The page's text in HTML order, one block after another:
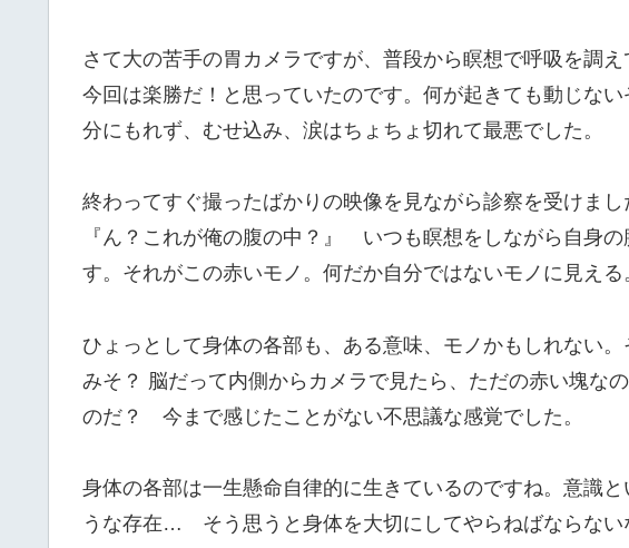
さて大の苦手の胃カメラですが、普段から瞑想で呼吸を調え
今回は楽勝だ！と思っていたのです。何が起きても動じな
分にもれず、むせ込み、涙はちょちょ切れて最悪でした。
終わってすぐ撮ったばかりの映像を見ながら診察を受けまし
『ん？これが俺の腹の中？』 いつも瞑想をしながら自身
す。それがこの赤いモノ。何だか自分ではないモノに見える
ひょっとして身体の各部も、ある意味、モノかもしれない
みそ？ 脳だって内側からカメラで見たら、ただの赤い塊
のだ？ 今まで感じたことがない不思議な感覚でした。
身体の各部は一生懸命自律的に生きているのですね。意識
うな存在… そう思うと身体を大切にしてやらねばならない